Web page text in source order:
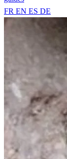
FR EN ES DE